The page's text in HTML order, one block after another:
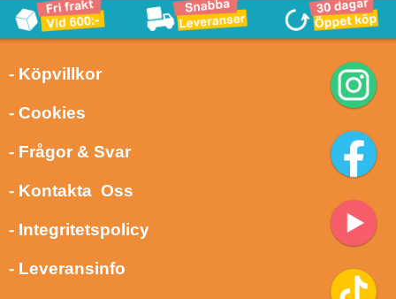
- Köpvillkor
- Cookies
- Frågor & Svar
- Kontakta Oss
- Integritetspolicy
- Leveransinfo